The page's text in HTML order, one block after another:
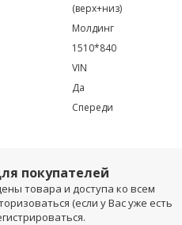
(верх+низ)
Молдинг
1510*840
VIN
Да
Спереди
покупателей
товара и доступа ко всем
(если у Вас уже есть